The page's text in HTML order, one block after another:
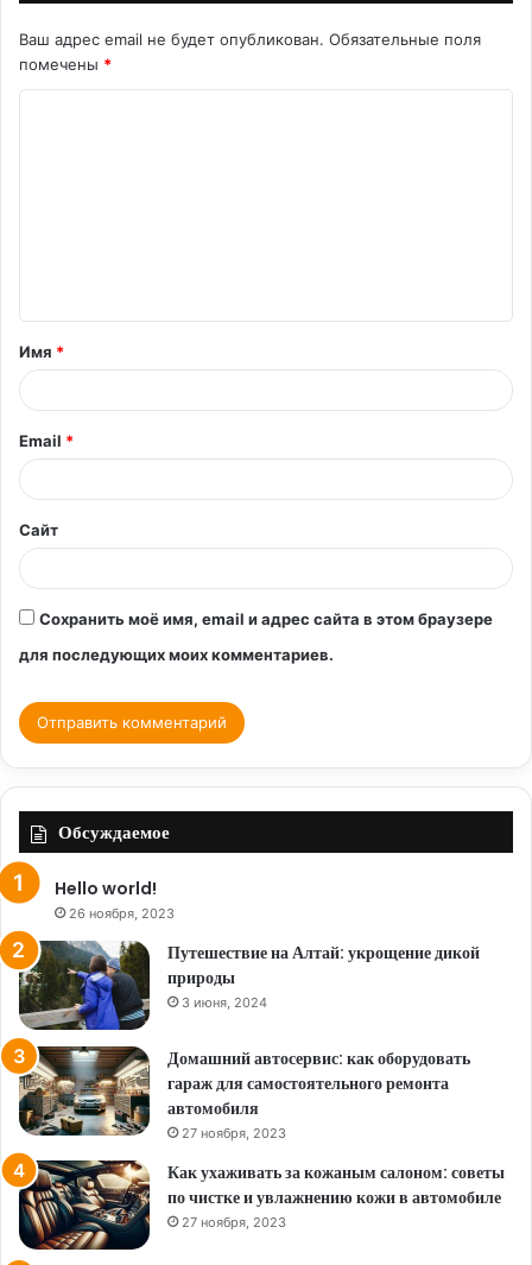
Ваш адрес email не будет опубликован. Обязательные поля
помечены *
т
а
й
*
Имя *
Email *
Сайт
Сохранить моё имя, email и адрес сайта в этом браузере
для последующих моих комментариев.
Обсуждаемое
Hello world!
26 ноября, 2023
Путешествие на Алтай: укрощение дикой
природы
3 июня, 2024
Домашний автосервис: как оборудовать
гараж для самостоятельного ремонта
автомобиля
27 ноября, 2023
Как ухаживать за кожаным салоном: советы
по чистке и увлажнению кожи в автомобиле
27 ноября, 2023